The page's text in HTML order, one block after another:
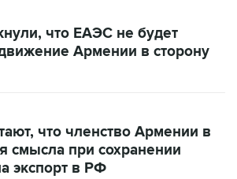
что ЕАЭС не будет
Армении в сторону
что членство Армении в
смысла при сохранении
экспорт в РФ